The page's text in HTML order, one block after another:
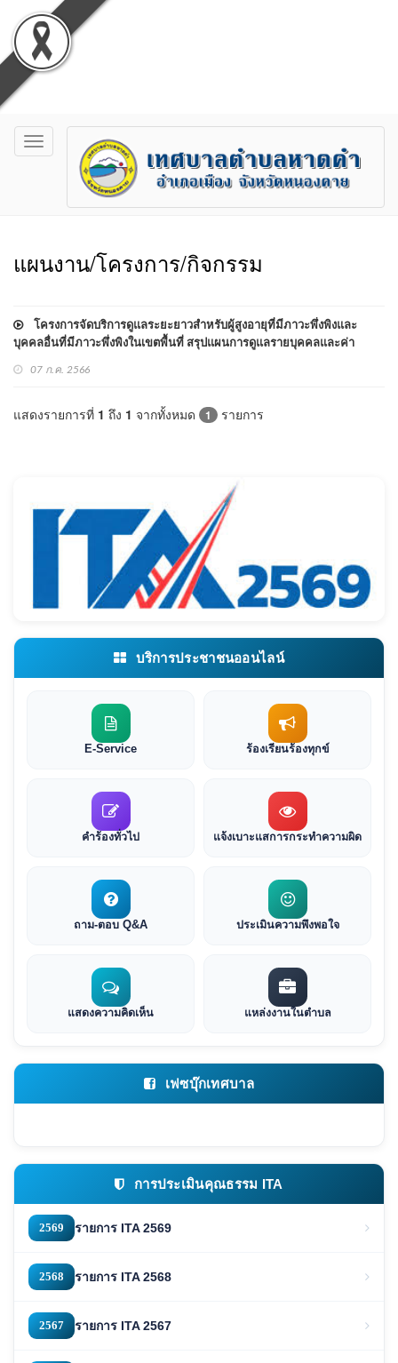
Toggle
navigation
แผนงาน/โครงการ/กิจกรรม
โครงการจัดบริการดูแลระยะยาวสำหรับผู้สูงอายุที่มีภาวะพึ่งพิงและ
บุคคลอื่นที่มีภาวะพึ่งพิงในเขตพื้นที่ สรุปแผนการดูแลรายบุคคลและค่า
07 ก.ค. 2566
แสดงรายการที่ 1 ถึง 1 จากทั้งหมด 1 รายการ
บริการประชาชนออนไลน์
E-Service ร้องเรียนร้องทุกข์
คำร้องทั่วไป แจ้งเบาะแสการกระทำความผิด
ถาม-ตอบ Q&A ประเมินความพึงพอใจ
แสดงความคิดเห็น แหล่งงานในตำบล
เฟซบุ๊กเทศบาล
การประเมินคุณธรรม ITA
2569 รายการ ITA 2569
2568 รายการ ITA 2568
2567 รายการ ITA 2567